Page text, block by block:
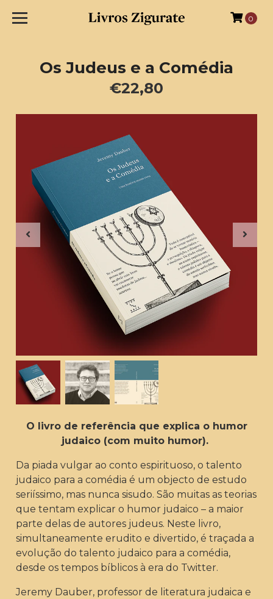
0
Os Judeus e a Comédia
€22,80
O livro de referência que explica o humor
judaico (com muito humor).
Da piada vulgar ao conto espirituoso, o talento
judaico para a comédia é um objecto de estudo
seriíssimo, mas nunca sisudo. São muitas as teorias
que tentam explicar o humor judaico – a maior
parte delas de autores judeus. Neste livro,
simultaneamente erudito e divertido, é traçada a
evolução do talento judaico para a comédia,
desde os tempos bíblicos à era do Twitter.
Jeremy Dauber, professor de literatura judaica e